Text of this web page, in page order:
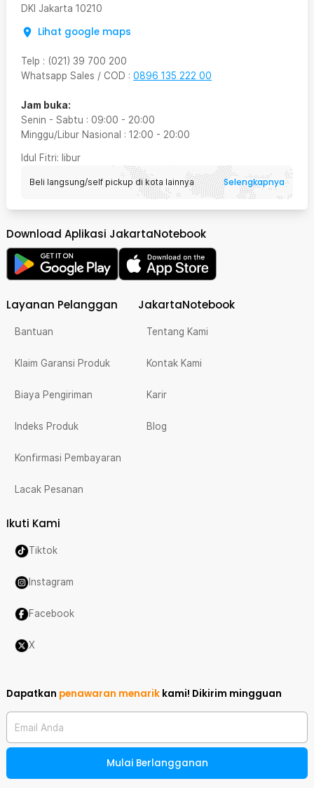
DKI Jakarta 10210
Lihat google maps
Telp : (021) 39 700 200
Whatsapp Sales / COD : 0896 135 222 00
Jam buka:
Senin - Sabtu : 09:00 - 20:00
Minggu/Libur Nasional : 12:00 - 20:00
Idul Fitri: libur
Beli langsung/self pickup di kota lainnya Selengkapnya
Download Aplikasi JakartaNotebook
Layanan Pelanggan
Bantuan
Klaim Garansi Produk
Biaya Pengiriman
Indeks Produk
Konfirmasi Pembayaran
Lacak Pesanan
JakartaNotebook
Tentang Kami
Kontak Kami
Karir
Blog
Ikuti Kami
Tiktok
Instagram
Facebook
X
Dapatkan penawaran menarik kami! Dikirim mingguan
Email Anda
Mulai Berlangganan